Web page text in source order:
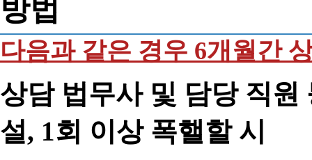
다음과 같은 경우 6개월간
상담 법무사 및 담당 직원
설, 1회 이상 폭핼할 시